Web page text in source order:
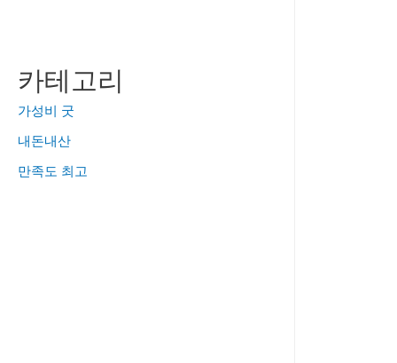
카테고리
가성비 굿
내돈내산
만족도 최고